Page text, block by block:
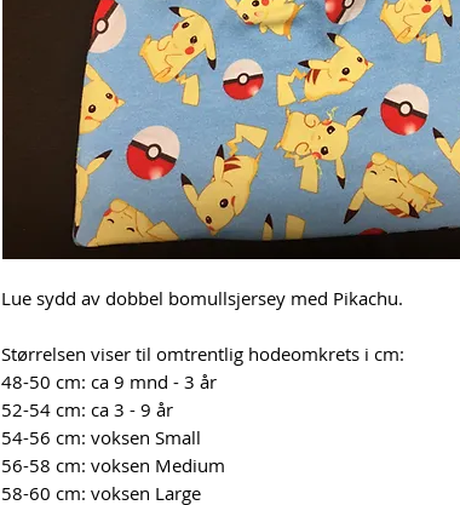
Lue sydd av dobbel bomullsjersey med Pikachu.
Størrelsen viser til omtrentlig hodeomkrets i cm:
48-50 cm: ca 9 mnd - 3 år
52-54 cm: ca 3 - 9 år
54-56 cm: voksen Small
56-58 cm: voksen Medium
58-60 cm: voksen Large